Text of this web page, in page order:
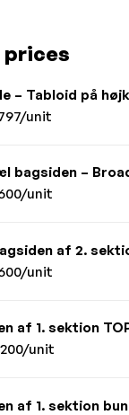
prices
– Tabloid på
unit
bagsiden –
unit
af 2.
unit
af 1. sektion
unit
af 1. sektion